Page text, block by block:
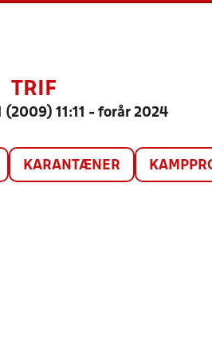
TRIF
(2009) 11:11 - forår 2024
KARANTÆNER